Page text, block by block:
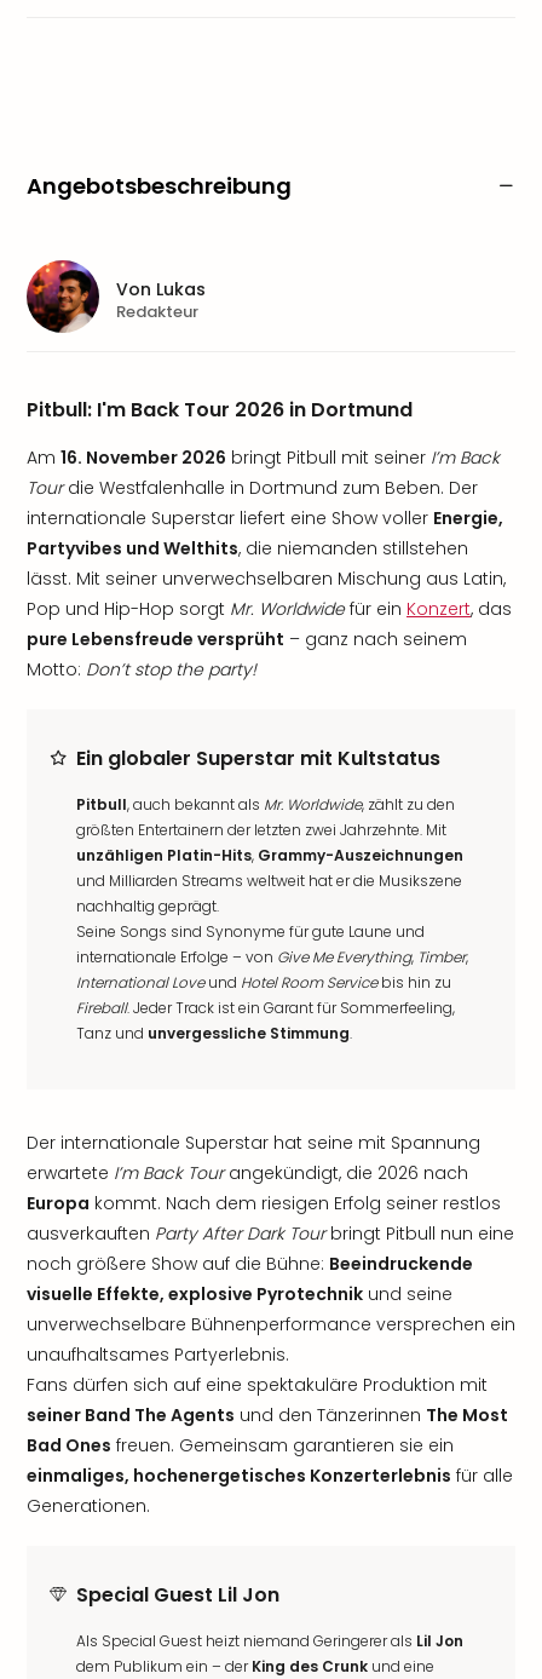
Angebotsbeschreibung
Pitbull: I'm Back Tour 2026 in Dortmund
Am 16. November 2026 bringt Pitbull mit seiner I’m Back
Tourdie Westfalenhalle in Dortmund zum Beben. Der
internationale Superstar liefert eine Show voller Energie,
Partyvibes und Welthits, die niemanden stillstehen
lässt. Mit seiner unverwechselbaren Mischung aus Latin,
Pop und Hip-Hop sorgt Mr. Worldwidefür ein Konzert, das
pure Lebensfreude versprüht – ganz nach seinem
Motto: Don’t stop the party!
Ein globaler Superstar mit Kultstatus
Pitbull, auch bekannt als Mr. Worldwide, zählt zu den
größten Entertainern der letzten zwei Jahrzehnte. Mit
unzähligen Platin-Hits, Grammy-Auszeichnungen
und Milliarden Streams weltweit hat er die Musikszene
nachhaltig geprägt.
Seine Songs sind Synonyme für gute Laune und
internationale Erfolge – von Give Me Everything, Timber,
International Loveund Hotel Room Servicebis hin zu
Fireball. Jeder Track ist ein Garant für Sommerfeeling,
Tanz und unvergessliche Stimmung.
Der internationale Superstar hat seine mit Spannung
erwartete I’m Back Tourangekündigt, die 2026 nach
Europa kommt. Nach dem riesigen Erfolg seiner restlos
ausverkauften Party After Dark Tourbringt Pitbull nun eine
noch größere Show auf die Bühne: Beeindruckende
visuelle Effekte, explosive Pyrotechnik und seine
unverwechselbare Bühnenperformance versprechen ein
unaufhaltsames Partyerlebnis.
Fans dürfen sich auf eine spektakuläre Produktion mit
seiner Band The Agents und den Tänzerinnen The Most
Bad Ones freuen. Gemeinsam garantieren sie ein
einmaliges, hochenergetisches Konzerterlebnis für alle
Generationen.
Special Guest Lil Jon
Als Special Guest heizt niemand Geringerer als Lil Jon
dem Publikum ein – derKing des Crunk und eine
Von Lukas
Redakteur